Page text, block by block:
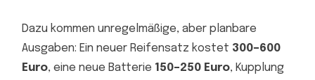
Dazu kommen unregelmäßige, aber planbare
Ausgaben: Ein neuer Reifensatz kostet 300–600
Euro, eine neue Batterie 150–250 Euro, Kupplung